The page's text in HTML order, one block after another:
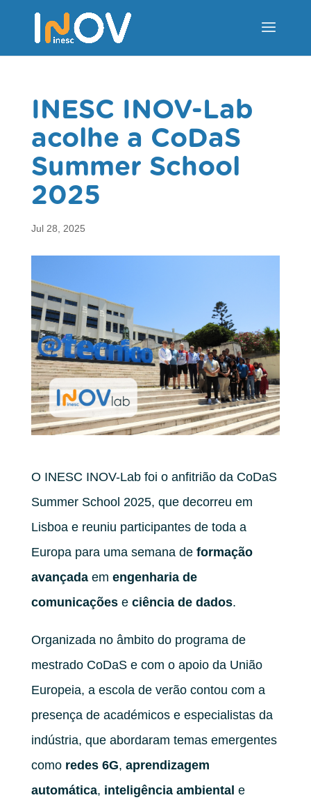
INESC INOV-Lab
acolhe a CoDaS
Summer School
2025
Jul 28, 2025
O INESC INOV-Lab foi o anfitrião da CoDaS
Summer School 2025, que decorreu em
Lisboa e reuniu participantes de toda a
Europa para uma semana de formação
avançadaem engenharia de
comunicaçõese ciência de dados.
Organizada no âmbito do programa de
mestrado CoDaS e com o apoio da União
Europeia, a escola de verão contou com a
presença de académicos e especialistas da
indústria, que abordaram temas emergentes
como redes 6G, aprendizagem
automática, inteligência ambiental e